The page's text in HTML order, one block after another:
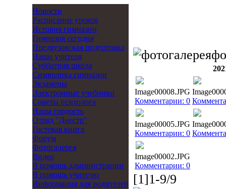
Новости
Расписание уроков
История гимназии
Гимназия сегодня
Предвузовская подготовка
Наши учителя
Субботняя школа
Символика гимназии
Экзамены
Электронные учебники
Советы психолога
Наша гордость
Отряд "Днестр"
Гостевая книга
Форум
Фотогалерея
Видео
В помощь администрации
В помощь учителю
Информация для родителей
Image00008.JPG
Комментарии: 0
Image00005.JPG
Комментарии: 0
Image00002.JPG
Комментарии: 0
[1]1-9/9